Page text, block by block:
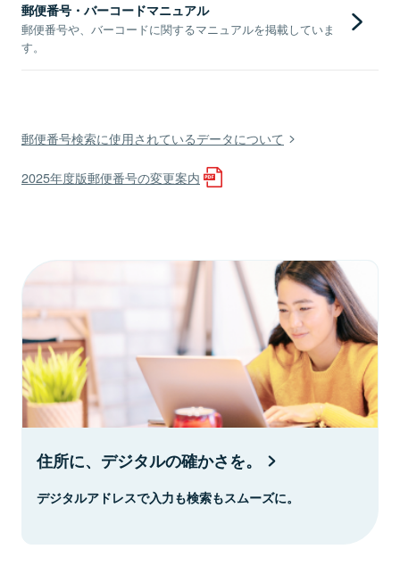
郵便番号・バーコードマニュアル
郵便番号や、バーコードに関するマニュアルを掲載していま
す。
郵便番号検索に使用されているデータについて
2025年度版郵便番号の変更案内
住所に、デジタルの確かさを。
デジタルアドレスで入力も検索もスムーズに。